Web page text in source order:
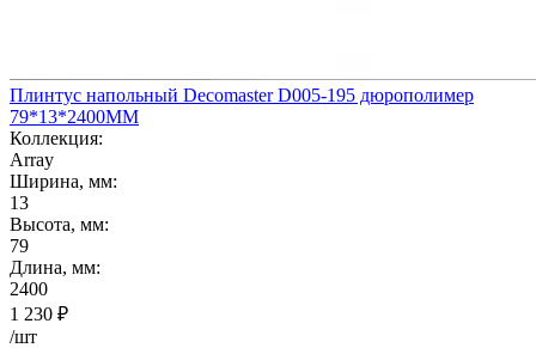
Плинтус напольный Decomaster D005-195 дюрополимер
79*13*2400ММ
Коллекция:
Array
Ширина, мм:
13
Высота, мм:
79
Длина, мм:
2400
1 230 ₽
/шт